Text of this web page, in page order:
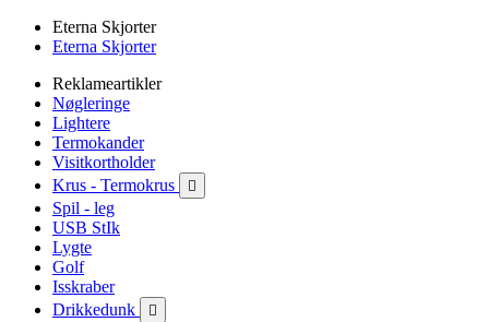
Eterna Skjorter
Eterna Skjorter
Reklameartikler
Nøgleringe
Lightere
Termokander
Visitkortholder
Krus - Termokrus

Spil - leg
USB StIk
Lygte
Golf
Isskraber
Drikkedunk
